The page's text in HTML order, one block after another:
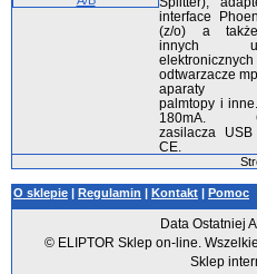
interface
(z/o) a
innych
odtwarzacze
aparaty
palmtopy i
180mA.
zasilacza USB
CE.
O sklepie | Regulamin | Kontakt | Pomoc
Data Ostatniej
© ELIPTOR Sklep on-line.
Sklep